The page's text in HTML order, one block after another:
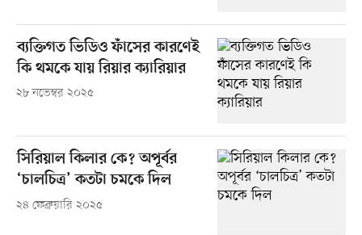
ব্যক্তিগত ভিডিও ফাঁসের কারণেই
কি থমকে যায় রিয়ার ক্যারিয়ার
২৮ নভেম্বর ২০২৫
সিরিয়াল কিলার কে? অপূর্বর
‘চালচিত্র’ কতটা চমকে দিল
২৪ ফেব্রুয়ারি ২০২৫